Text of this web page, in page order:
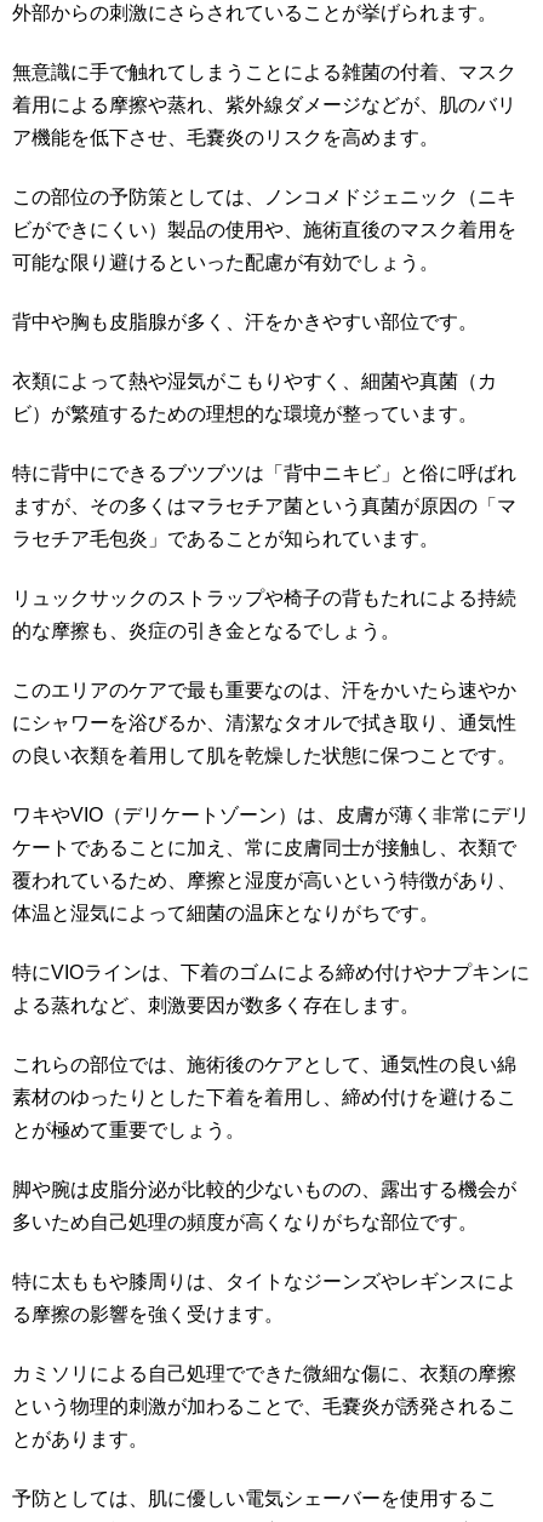
外部からの刺激にさらされていることが挙げられます。
無意識に手で触れてしまうことによる雑菌の付着、マスク
着用による摩擦や蒸れ、紫外線ダメージなどが、肌のバリ
ア機能を低下させ、毛嚢炎のリスクを高めます。
この部位の予防策としては、ノンコメドジェニック（ニキ
ビができにくい）製品の使用や、施術直後のマスク着用を
可能な限り避けるといった配慮が有効でしょう。
背中や胸も皮脂腺が多く、汗をかきやすい部位です。
衣類によって熱や湿気がこもりやすく、細菌や真菌（カ
ビ）が繁殖するための理想的な環境が整っています。
特に背中にできるブツブツは「背中ニキビ」と俗に呼ばれ
ますが、その多くはマラセチア菌という真菌が原因の「マ
ラセチア毛包炎」であることが知られています。
リュックサックのストラップや椅子の背もたれによる持続
的な摩擦も、炎症の引き金となるでしょう。
このエリアのケアで最も重要なのは、汗をかいたら速やか
にシャワーを浴びるか、清潔なタオルで拭き取り、通気性
の良い衣類を着用して肌を乾燥した状態に保つことです。
ワキやVIO（デリケートゾーン）は、皮膚が薄く非常にデリ
ケートであることに加え、常に皮膚同士が接触し、衣類で
覆われているため、摩擦と湿度が高いという特徴があり、
体温と湿気によって細菌の温床となりがちです。
特にVIOラインは、下着のゴムによる締め付けやナプキンに
よる蒸れなど、刺激要因が数多く存在します。
これらの部位では、施術後のケアとして、通気性の良い綿
素材のゆったりとした下着を着用し、締め付けを避けるこ
とが極めて重要でしょう。
脚や腕は皮脂分泌が比較的少ないものの、露出する機会が
多いため自己処理の頻度が高くなりがちな部位です。
特に太ももや膝周りは、タイトなジーンズやレギンスによ
る摩擦の影響を強く受けます。
カミソリによる自己処理でできた微細な傷に、衣類の摩擦
という物理的刺激が加わることで、毛嚢炎が誘発されるこ
とがあります。
予防としては、肌に優しい電気シェーバーを使用するこ